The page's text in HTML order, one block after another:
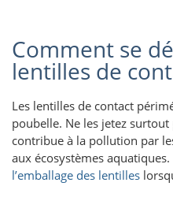
Comment se
lentilles de
Les lentilles de contact
poubelle. Ne les jetez
contribue à la pollution par
aux écosystèmes
l’emballage des lentilles